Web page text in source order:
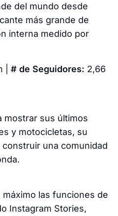
del mundo desde
más grande de
interna medido por
| # de Seguidores: 2,66
mostrar sus últimos
y motocicletas, su
una comunidad
las funciones de
Instagram Stories,